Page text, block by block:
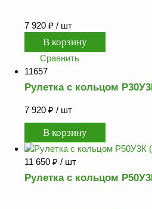
7 920 ₽ / шт
Сравнить
11657
Рулетка с кольцом
7 920 ₽ / шт
11 650 ₽ / шт
Рулетка с кольцом